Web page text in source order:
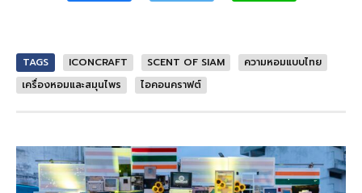
TAGS ICONCRAFT SCENT OF SIAM
ความหอมแบบไทย
เครื่องหอมและสมุนไพร
ไอคอนคราฟต์